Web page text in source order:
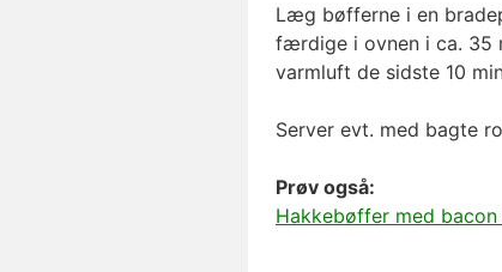
Læg bøfferne i en
færdige i ovnen i ca. 35
varmluft de sidste 10
Server evt. med bagte
Prøv også:
Hakkebøffer med